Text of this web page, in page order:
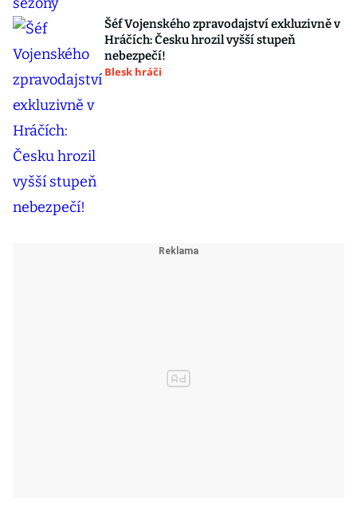
Šéf Vojenského zpravodajství exkluzivně v
Hráčích: Česku hrozil vyšší stupeň
nebezpečí!
Blesk hráči